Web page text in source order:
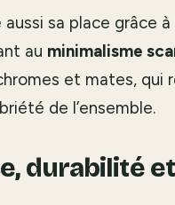
sa place grâce
au minimalisme
et mates,
de l’ensemble.
durabilité